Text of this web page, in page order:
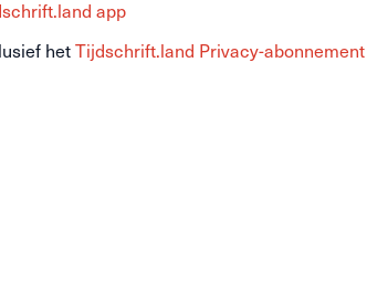
app
hetTijdschrift.land Privacy-abonnement